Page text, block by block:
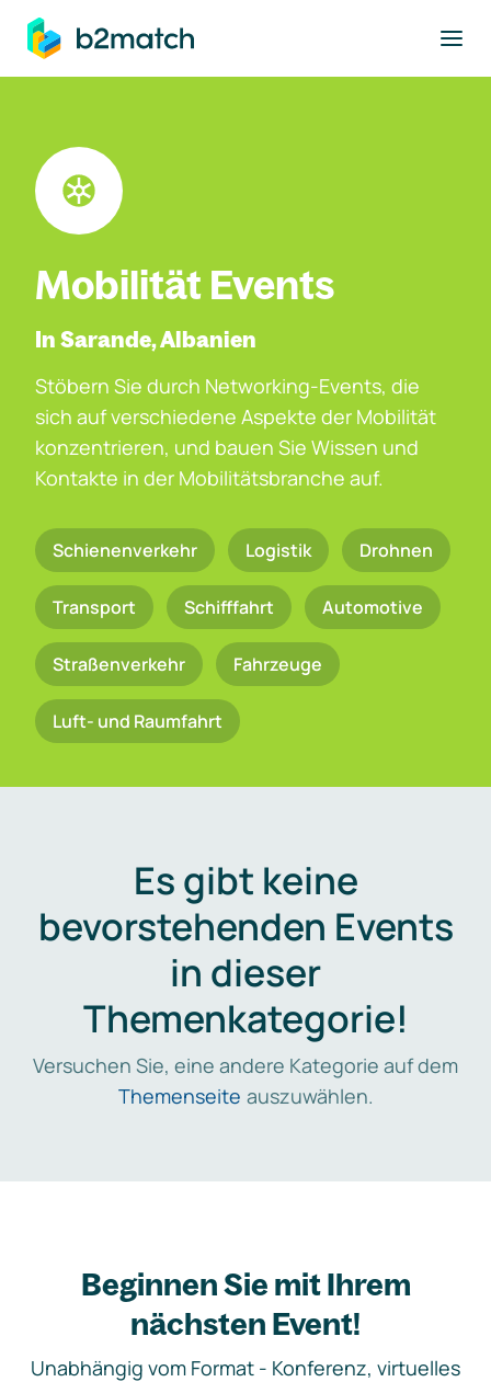
springen
Mobilität Events
In Sarande, Albanien
Stöbern Sie durch Networking-Events, die
sich auf verschiedene Aspekte der Mobilität
konzentrieren, und bauen Sie Wissen und
Kontakte in der Mobilitätsbranche auf.
Schienenverkehr Logistik Drohnen
Transport Schifffahrt Automotive
Straßenverkehr Fahrzeuge
Luft- und Raumfahrt
Es gibt keine
bevorstehenden Events
in dieser
Themenkategorie!
Versuchen Sie, eine andere Kategorie auf dem
Themenseite auszuwählen.
Beginnen Sie mit Ihrem
nächsten Event!
Unabhängig vom Format - Konferenz, virtuelles